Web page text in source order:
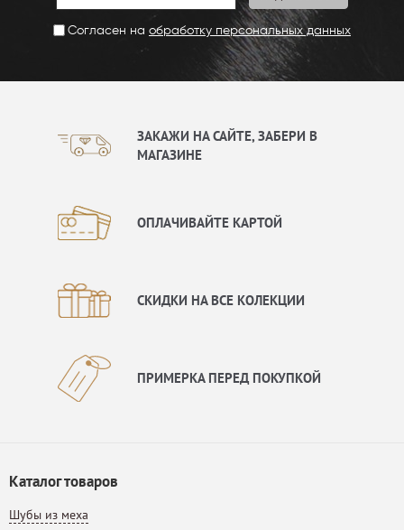
Согласен на обработку персональных данных
ЗАКАЖИ НА САЙТЕ, ЗАБЕРИ В
МАГАЗИНЕ
ОПЛАЧИВАЙТЕ КАРТОЙ
СКИДКИ НА ВСЕ КОЛЕКЦИИ
ПРИМЕРКА ПЕРЕД ПОКУПКОЙ
Каталог товаров
Шубы из меха